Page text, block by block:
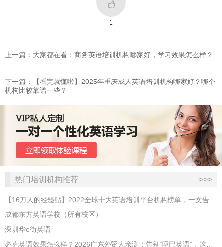

1
上一篇：大家都在看：商务英语培训机构哪家好，学习效果怎么样？
下一篇：​【看完就懂啦】2025年重庆成人英语培训机构哪家好？哪个
机构比较靠谱一些？
热门培训机构推荐 >>>
【16万人的经验贴】2022全球十大英语培训平台机构榜单，一文告诉你
成都东方英语学校（所有校区）
深圳华e街英语
必克英语效果怎么样？2026广东外贸人亲测：告别“哑巴英语”，这才是成年人最高效的自救指南！